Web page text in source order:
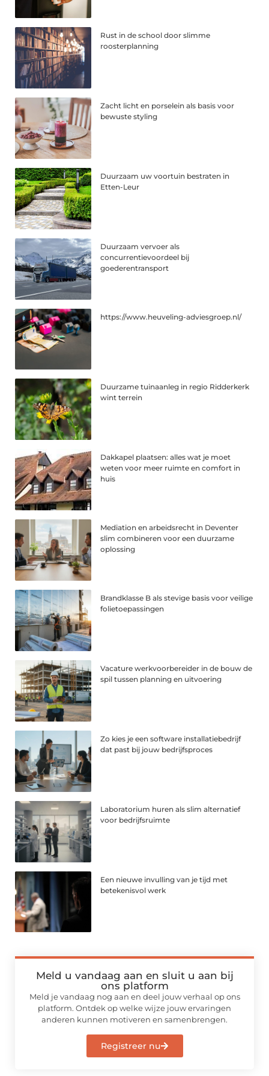
Rust in de school door slimme
roosterplanning
Zacht licht en porselein als basis voor
bewuste styling
Duurzaam uw voortuin bestraten in
Etten-Leur
Duurzaam vervoer als
concurrentievoordeel bij
goederentransport
https://www.heuveling-adviesgroep.nl/
Duurzame tuinaanleg in regio Ridderkerk
wint terrein
Dakkapel plaatsen: alles wat je moet
weten voor meer ruimte en comfort in
huis
Mediation en arbeidsrecht in Deventer
slim combineren voor een duurzame
oplossing
Brandklasse B als stevige basis voor veilige
folietoepassingen
Vacature werkvoorbereider in de bouw de
spil tussen planning en uitvoering
Zo kies je een software installatiebedrijf
dat past bij jouw bedrijfsproces
Laboratorium huren als slim alternatief
voor bedrijfsruimte
Een nieuwe invulling van je tijd met
betekenisvol werk
Meld u vandaag aan en sluit u aan bij
ons platform
Meld je vandaag nog aan en deel jouw verhaal op ons
platform. Ontdek op welke wijze jouw ervaringen
anderen kunnen motiveren en samenbrengen.
Registreer nu